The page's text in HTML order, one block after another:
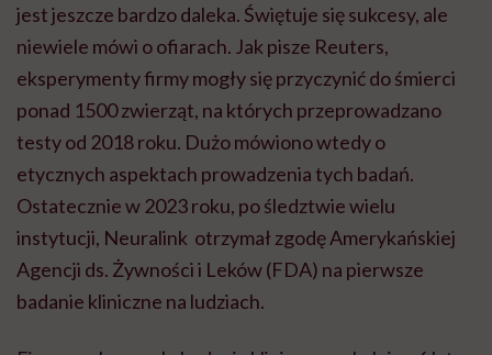
jest jeszcze bardzo daleka. Świętuje się sukcesy, ale
niewiele mówi o ofiarach. Jak pisze Reuters,
eksperymenty firmy mogły się przyczynić do śmierci
ponad 1500 zwierząt, na których przeprowadzano
testy od 2018 roku. Dużo mówiono wtedy o
etycznych aspektach prowadzenia tych badań.
Ostatecznie w 2023 roku, po śledztwie wielu
instytucji, Neuralink otrzymał zgodę Amerykańskiej
Agencji ds. Żywności i Leków (FDA) na pierwsze
badanie kliniczne na ludziach.